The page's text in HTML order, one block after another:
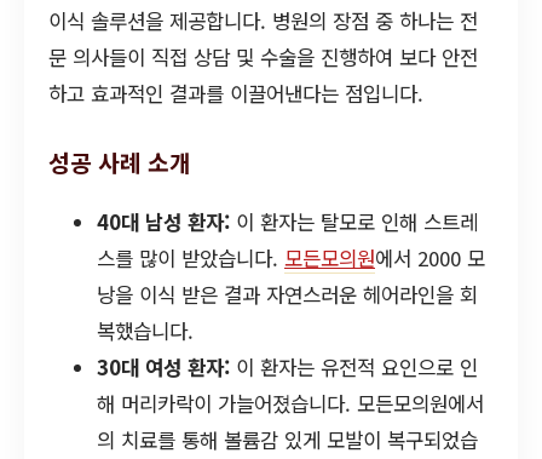
이식 솔루션을 제공합니다. 병원의 장점 중 하나는 전
문 의사들이 직접 상담 및 수술을 진행하여 보다 안전
하고 효과적인 결과를 이끌어낸다는 점입니다.
성공 사례 소개
40대 남성 환자: 이 환자는 탈모로 인해 스트레
스를 많이 받았습니다. 모든모의원에서 2000 모
낭을 이식 받은 결과 자연스러운 헤어라인을 회
복했습니다.
30대 여성 환자: 이 환자는 유전적 요인으로 인
해 머리카락이 가늘어졌습니다. 모든모의원에서
의 치료를 통해 볼륨감 있게 모발이 복구되었습